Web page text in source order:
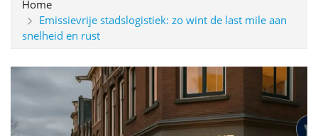
Home
Emissievrije stadslogistiek: zo wint de last mile aan
snelheid en rust